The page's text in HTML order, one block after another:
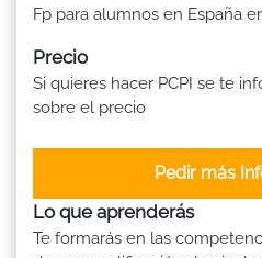
Fp para alumnos en España
Precio
Si quieres hacer PCPI se te
sobre el precio
Pedir más
Lo que aprenderás
Te formarás en las